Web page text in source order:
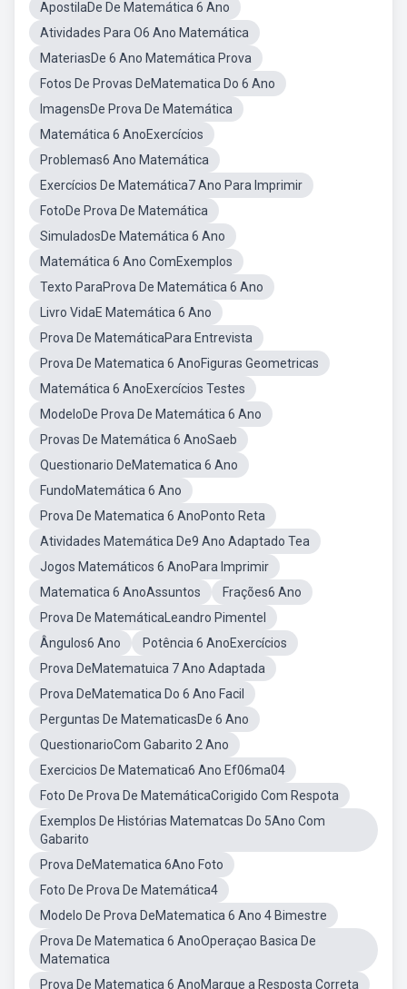
ApostilaDe De Matemática 6 Ano
Atividades Para O6 Ano Matemática
MateriasDe 6 Ano Matemática Prova
Fotos De Provas DeMatematica Do 6 Ano
ImagensDe Prova De Matemática
Matemática 6 AnoExercícios
Problemas6 Ano Matemática
Exercícios De Matemática7 Ano Para Imprimir
FotoDe Prova De Matemática
SimuladosDe Matemática 6 Ano
Matemática 6 Ano ComExemplos
Texto ParaProva De Matemática 6 Ano
Livro VidaE Matemática 6 Ano
Prova De MatemáticaPara Entrevista
Prova De Matematica 6 AnoFiguras Geometricas
Matemática 6 AnoExercícios Testes
ModeloDe Prova De Matemática 6 Ano
Provas De Matemática 6 AnoSaeb
Questionario DeMatematica 6 Ano
FundoMatemática 6 Ano
Prova De Matematica 6 AnoPonto Reta
Atividades Matemática De9 Ano Adaptado Tea
Jogos Matemáticos 6 AnoPara Imprimir
Matematica 6 AnoAssuntos
Frações6 Ano
Prova De MatemáticaLeandro Pimentel
Ângulos6 Ano
Potência 6 AnoExercícios
Prova DeMatematuica 7 Ano Adaptada
Prova DeMatematica Do 6 Ano Facil
Perguntas De MatematicasDe 6 Ano
QuestionarioCom Gabarito 2 Ano
Exercicios De Matematica6 Ano Ef06ma04
Foto De Prova De MatemáticaCorigido Com Respota
Exemplos De Histórias Matematcas Do 5Ano Com
Gabarito
Prova DeMatematica 6Ano Foto
Foto De Prova De Matemática4
Modelo De Prova DeMatematica 6 Ano 4 Bimestre
Prova De Matematica 6 AnoOperaçao Basica De
Matematica
Prova De Matematica 6 AnoMarque a Resposta Correta